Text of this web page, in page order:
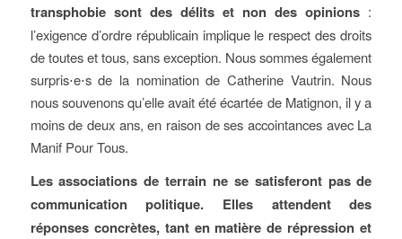
transphobie sont des délits et non des opinions :
l’exigence d’ordre républicain implique le respect des droits
de toutes et tous, sans exception. Nous sommes également
surpris⋅e⋅s de la nomination de Catherine Vautrin. Nous
nous souvenons qu’elle avait été écartée de Matignon, il y a
moins de deux ans, en raison de ses accointances avec La
Manif Pour Tous.
Les associations de terrain ne se satisferont pas de
communication politique. Elles attendent des
réponses concrètes, tant en matière de répression et